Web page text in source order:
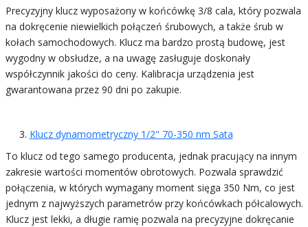
Precyzyjny klucz wyposażony w końcówkę 3/8 cala, który pozwala
na dokręcenie niewielkich połączeń śrubowych, a także śrub w
kołach samochodowych. Klucz ma bardzo prostą budowę, jest
wygodny w obsłudze, a na uwagę zasługuje doskonały
współczynnik jakości do ceny. Kalibracja urządzenia jest
gwarantowana przez 90 dni po zakupie.
Klucz dynamometryczny 1/2" 70-350 nm Sata
To klucz od tego samego producenta, jednak pracujący na innym
zakresie wartości momentów obrotowych. Pozwala sprawdzić
połączenia, w których wymagany moment sięga 350 Nm, co jest
jednym z najwyższych parametrów przy końcówkach półcalowych.
Klucz jest lekki, a długie ramię pozwala na precyzyjne dokręcanie